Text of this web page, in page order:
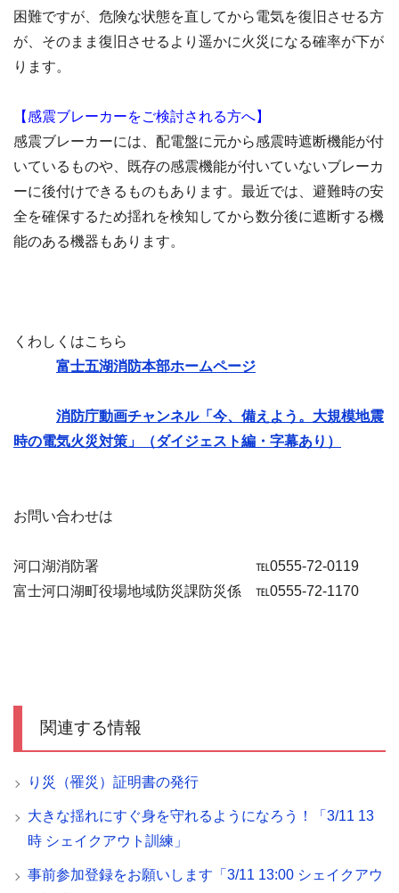
困難ですが、危険な状態を直してから電気を復旧させる方
が、そのまま復旧させるより遥かに火災になる確率が下が
ります。
【感震ブレーカーをご検討される方へ】
感震ブレーカーには、配電盤に元から感震時遮断機能が付
いているものや、既存の感震機能が付いていないブレーカ
ーに後付けできるものもあります。最近では、避難時の安
全を確保するため揺れを検知してから数分後に遮断する機
能のある機器もあります。
くわしくはこちら
富士五湖消防本部ホームページ
消防庁動画チャンネル「今、備えよう。大規模地震
時の電気火災対策」（ダイジェスト編・字幕あり）
お問い合わせは
河口湖消防署 ℡0555-72-0119
富士河口湖町役場地域防災課防災係 ℡0555-72-1170
関連する情報
り災（罹災）証明書の発行
大きな揺れにすぐ身を守れるようになろう！「3/11 13
時 シェイクアウト訓練」
事前参加登録をお願いします「3/11 13:00 シェイクアウ